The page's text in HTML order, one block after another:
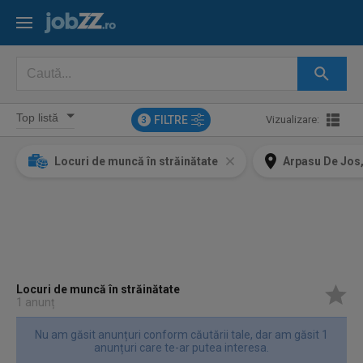
3 FILTRE Vizualizare:
Locuri de muncă în străinătate Arpasu De
Locuri de muncă în străinătate
1 anunț
Nu am găsit anunțuri conform căutării tale, dar am găsit 1
anunțuri care te-ar putea interesa.